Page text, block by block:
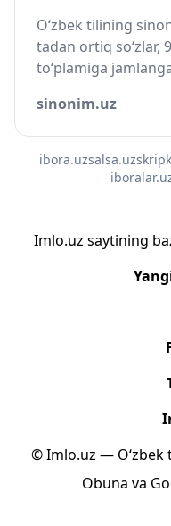
O‘zbek tilining
tadan ortiq so‘zlar,
to‘plamiga
sinonim.uz
ibora.uzsalsa.uz
Imlo.uz saytining
© Imlo.uz — O‘zbek
Obuna va